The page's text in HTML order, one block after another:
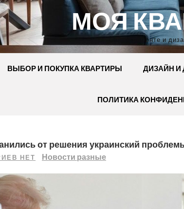
МОЯ
Сайт о ремонте и
ВЫБОР И ПОКУПКА КВАРТИРЫ ДИЗАЙН И
ПОЛИТИКА
от решения украинский
НЕТ Новости разные